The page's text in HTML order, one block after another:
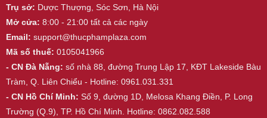
Trụ sở: Dược Thượng, Sóc Sơn, Hà Nội
Mở cửa: 8:00 - 21:00 tất cả các ngày
Email: support@thucphamplaza.com
Mã số thuế: 0105041966
- CN Đà Nẵng: số nhà 88, đường Trung Lập 17, KĐT Lakeside Bàu
Tràm, Q. Liên Chiểu - Hotline: 0961.031.331
- CN Hồ Chí Minh: Số 9, đường 1D, Melosa Khang Điền, P. Long
Trường (Q.9), TP. Hồ Chí Minh. Hotline: 0862.082.588